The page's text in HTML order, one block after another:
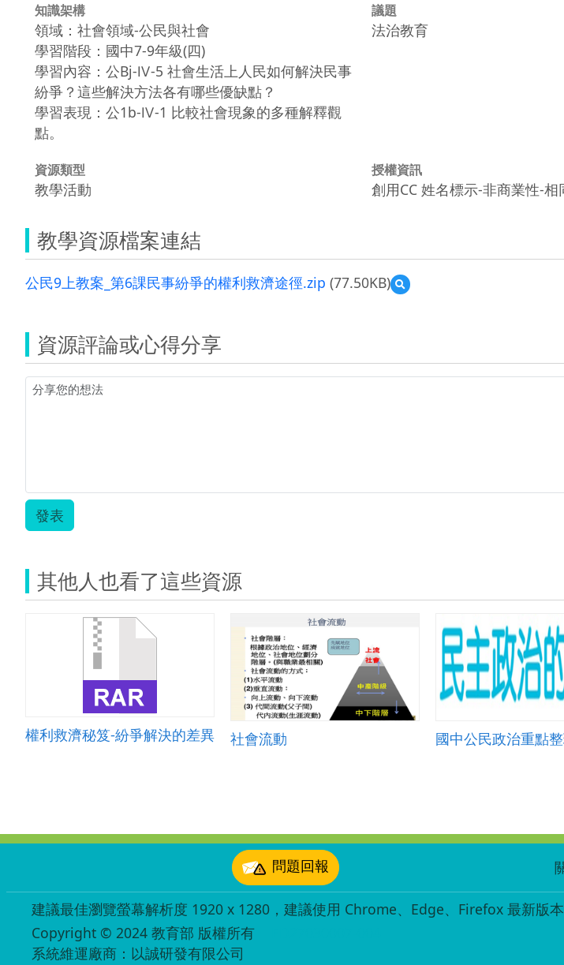
知識架構
領域：社會領域-公民與社會
學習階段：國中7-9年級(四)
學習內容：公Bj-Ⅳ-5 社會生活上人民如何解決民事
紛爭？這些解決方法各有哪些優缺點？
學習表現：公1b-Ⅳ-1 比較社會現象的多種解釋觀
點。
議題
法治教育
資源類型
教學活動
授權資訊
創用CC 姓名標示-非商業性-
教學資源檔案連結
公民9上教案_第6課民事紛爭的權利救濟途徑.zip (77.50KB)
預
覽
教
紛
途
資源評論或心得分享
發表
其他人也看了這些資源
權利救濟秘笈-紛爭解決的差異 社會流動 國中公民政治重點
問題回報
建議最佳瀏覽螢幕解析度 1920 x 1280，建議使用 Chrome、Edge、Firefox 最新版本
Copyright © 2024 教育部 版權所有
系統維運廠商：以誠研發有限公司